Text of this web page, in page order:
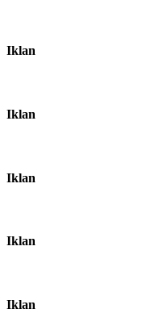
Iklan
Iklan
Iklan
Iklan
Iklan